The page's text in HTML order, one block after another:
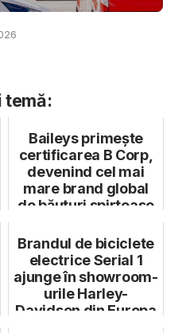
temă:
Baileys primește
certificarea B Corp,
devenind cel mai
mare brand global
de băuturi spirtoase
Brandul de biciclete
electrice Serial 1
ajunge în showroom-
urile Harley-
Davidson din Europa